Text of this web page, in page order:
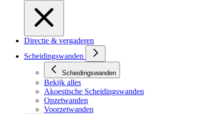
Directie & vergaderen
Scheidingswanden
Scheidingswanden
Bekijk alles
Akoestische Scheidingswanden
Opzetwanden
Voorzetwanden